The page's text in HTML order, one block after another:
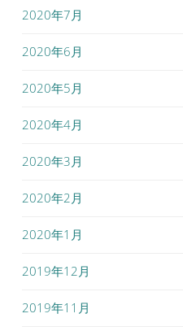
2020年7月
2020年6月
2020年5月
2020年4月
2020年3月
2020年2月
2020年1月
2019年12月
2019年11月